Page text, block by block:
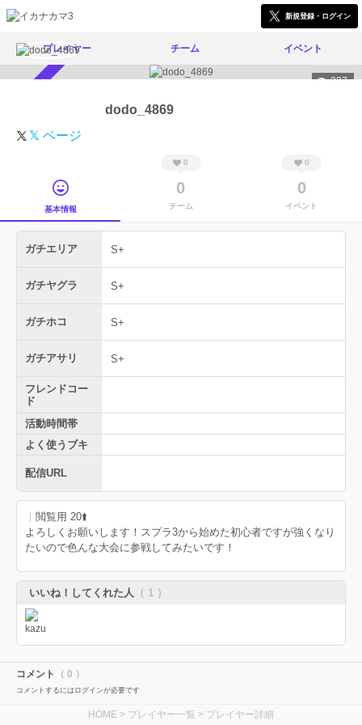
新規登録・ログイン
プレイヤー チーム イベント
327
dodo_4869
𝕏 ページ
基本情報
0
0
チーム
0
0
イベント
ガチエリア S+
ガチヤグラ S+
ガチホコ S+
ガチアサリ S+
フレンドコー
ド
活動時間帯
よく使うブキ
配信URL
┊︎閲覧用 20⬆️
よろしくお願いします！スプラ3から始めた初心者ですが強くなり
たいので色んな大会に参戦してみたいです！
いいね！してくれた人 （ 1 ）
コメント （ 0 ）
コメントするにはログインが必要です
HOME > プレイヤー一覧 > プレイヤー詳細